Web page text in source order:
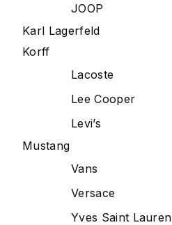
JOOP
Karl Lagerfeld
Korff
Lacoste
Lee Cooper
Levi’s
Mustang
Vans
Versace
Yves Saint Lauren